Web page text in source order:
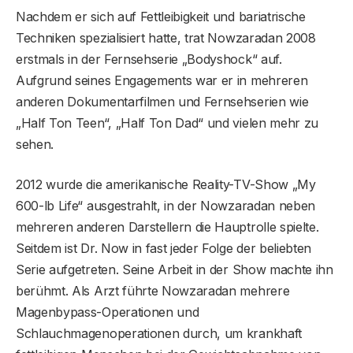
Nachdem er sich auf Fettleibigkeit und bariatrische
Techniken spezialisiert hatte, trat Nowzaradan 2008
erstmals in der Fernsehserie „Bodyshock“ auf.
Aufgrund seines Engagements war er in mehreren
anderen Dokumentarfilmen und Fernsehserien wie
„Half Ton Teen“, „Half Ton Dad“ und vielen mehr zu
sehen.
2012 wurde die amerikanische Reality-TV-Show „My
600-lb Life“ ausgestrahlt, in der Nowzaradan neben
mehreren anderen Darstellern die Hauptrolle spielte.
Seitdem ist Dr. Now in fast jeder Folge der beliebten
Serie aufgetreten. Seine Arbeit in der Show machte ihn
berühmt. Als Arzt führte Nowzaradan mehrere
Magenbypass-Operationen und
Schlauchmagenoperationen durch, um krankhaft